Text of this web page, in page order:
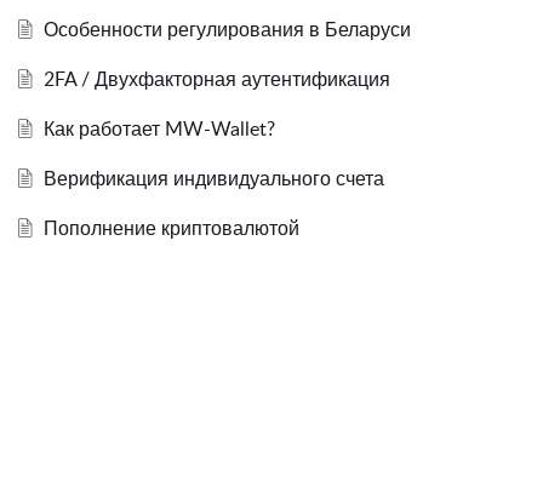
Особенности регулирования в Беларуси
2FA / Двухфакторная аутентификация
Как работает MW-Wallet?
Верификация индивидуального счета
Пополнение криптовалютой